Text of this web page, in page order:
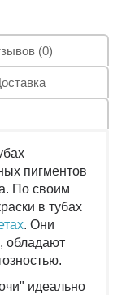
(0)
пигментов
По своим
в тубах
. Они
обладают
идеально